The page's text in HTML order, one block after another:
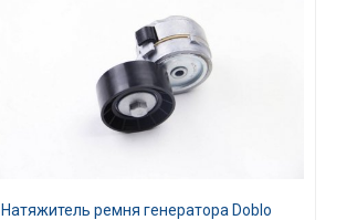
Натяжитель ремня генератора Doblo